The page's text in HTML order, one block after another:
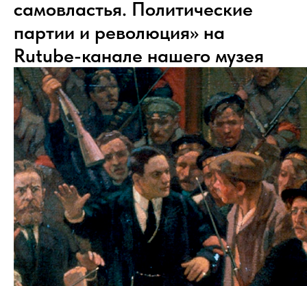
самовластья. Политические
партии и революция» на
Rutube-канале нашего музея